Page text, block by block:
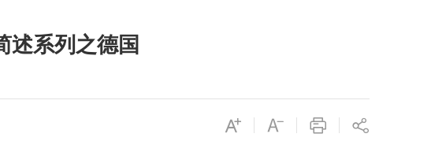
述系列之德国